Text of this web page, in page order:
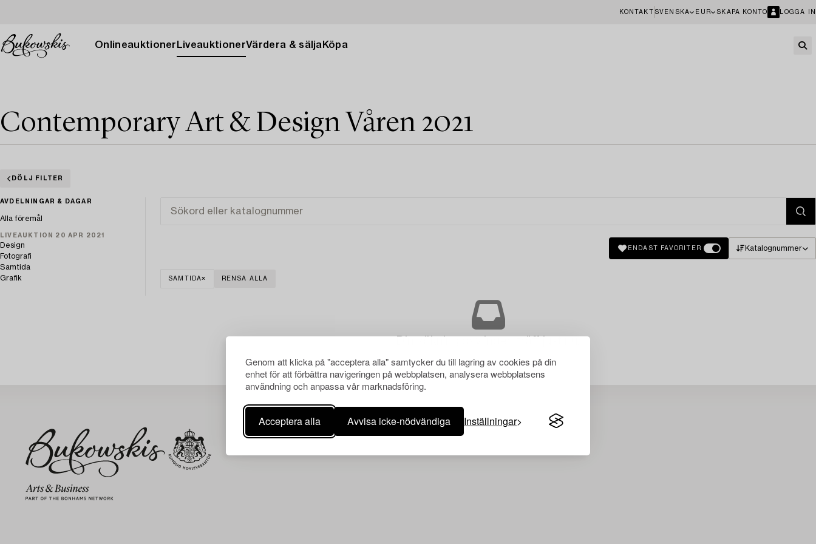
Genom att klicka på "acceptera alla" samtycker du till lagring av cookies på din
enhet för att förbättra navigeringen på webbplatsen, analysera webbplatsens
användning och anpassa vår marknadsföring.
Acceptera alla Avvisa icke-nödvändiga Inställningar
KONTAKT SVENSKA EUR SKAPA KONTO LOGGA IN
Onlineauktioner LiveauktionerVärdera & sälja Köpa
Contemporary Art & Design Våren 2021
DÖLJ FILTER
AVDELNINGAR & DAGAR
Alla föremål
LIVEAUKTION 20 APR 2021
Design
Fotografi
Samtida
Grafik
ENDAST FAVORITER Katalognummer
SAMTIDA RENSA ALLA